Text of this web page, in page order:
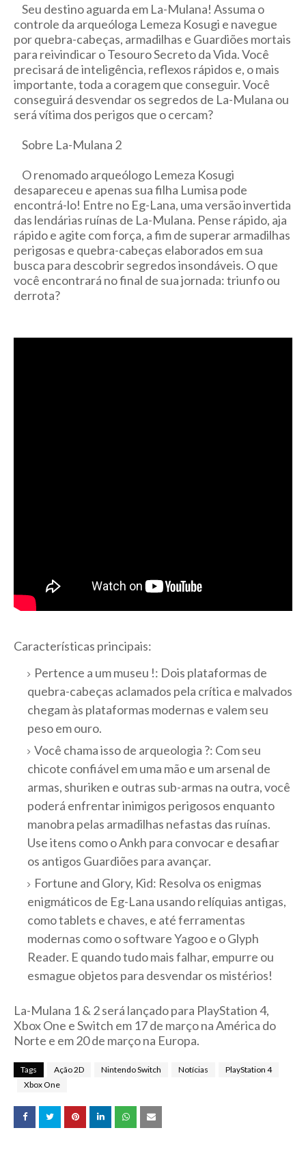
Seu destino aguarda em La-Mulana! Assuma o
controle da arqueóloga Lemeza Kosugi e navegue
por quebra-cabeças, armadilhas e Guardiões mortais
para reivindicar o Tesouro Secreto da Vida. Você
precisará de inteligência, reflexos rápidos e, o mais
importante, toda a coragem que conseguir. Você
conseguirá desvendar os segredos de La-Mulana ou
será vítima dos perigos que o cercam?
Sobre La-Mulana 2
O renomado arqueólogo Lemeza Kosugi
desapareceu e apenas sua filha Lumisa pode
encontrá-lo! Entre no Eg-Lana, uma versão invertida
das lendárias ruínas de La-Mulana. Pense rápido, aja
rápido e agite com força, a fim de superar armadilhas
perigosas e quebra-cabeças elaborados em sua
busca para descobrir segredos insondáveis. O que
você encontrará no final de sua jornada: triunfo ou
derrota?
Características principais:
Pertence a um museu !: Dois plataformas de
quebra-cabeças aclamados pela crítica e malvados
chegam às plataformas modernas e valem seu
peso em ouro.
Você chama isso de arqueologia ?: Com seu
chicote confiável em uma mão e um arsenal de
armas, shuriken e outras sub-armas na outra, você
poderá enfrentar inimigos perigosos enquanto
manobra pelas armadilhas nefastas das ruínas.
Use itens como o Ankh para convocar e desafiar
os antigos Guardiões para avançar.
Fortune and Glory, Kid: Resolva os enigmas
enigmáticos de Eg-Lana usando relíquias antigas,
como tablets e chaves, e até ferramentas
modernas como o software Yagoo e o Glyph
Reader. E quando tudo mais falhar, empurre ou
esmague objetos para desvendar os mistérios!
La-Mulana 1 & 2 será lançado para PlayStation 4,
Xbox One e Switch em 17 de março na América do
Norte e em 20 de março na Europa.
Tags Ação 2D Nintendo Switch Notícias
PlayStation 4
Xbox One